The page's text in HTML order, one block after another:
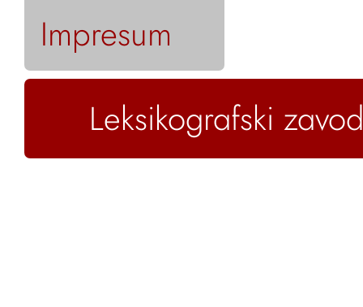
Impresum
Leksikografski